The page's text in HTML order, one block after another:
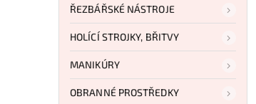
ŘEZBÁŘSKÉ NÁSTROJE
HOLÍCÍ STROJKY, BŘITVY
MANIKÚRY
OBRANNÉ PROSTŘEDKY